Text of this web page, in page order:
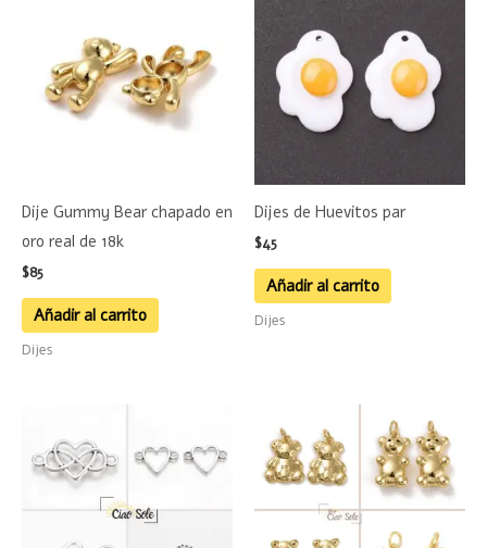
Dije Gummy Bear chapado en
oro real de 18k
$85
Añadir al carrito
Dijes
Dijes de Huevitos par
$45
Añadir al carrito
Dijes
producto
tiene
múltiples
de
precios:
desde
$85
hasta
$90
Este
producto
tiene